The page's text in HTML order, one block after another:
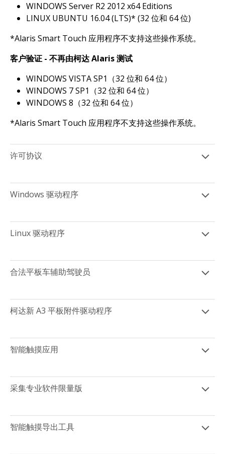
WINDOWS Server R2 2012 x64 Editions
LINUX UBUNTU 16.04 (LTS)* (32 位和 64 位)
*Alaris Smart Touch 应用程序不支持这些操作系统。
客户验证 - 不再由柯达 Alaris 测试
WINDOWS VISTA SP1（32 位和 64 位）
WINDOWS 7 SP1（32 位和 64 位）
WINDOWS 8（32 位和 64 位）
*Alaris Smart Touch 应用程序不支持这些操作系统。
许可协议
Windows 驱动程序
Linux 驱动程序
合法平板车辅助驾驶员
柯达新 A3 平板附件驱动程序
智能触摸应用
采集专业软件限量版
智能触摸导出工具